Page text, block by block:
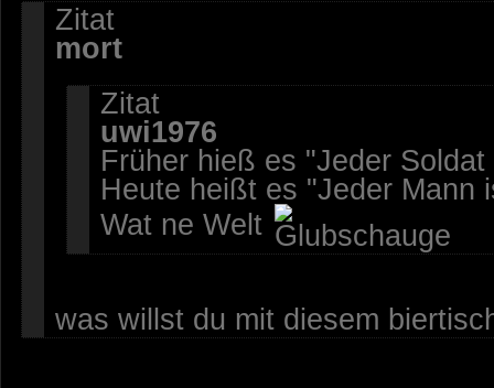
Zitat
mort
Zitat
uwi1976
Früher hieß es "Jeder
Heute heißt es "Jeder Mann
Wat ne Welt
was willst du mit diesem